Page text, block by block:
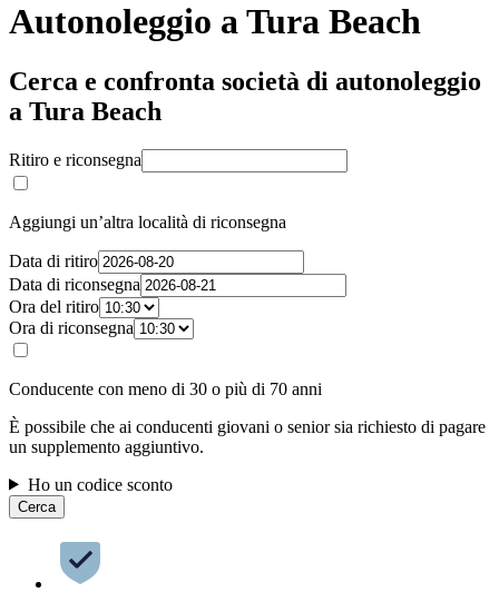
Autonoleggio a Tura Beach
Cerca e confronta società di autonoleggio
a Tura Beach
Ritiro e riconsegna
Aggiungi un’altra località di riconsegna
Data di ritiro
Data di riconsegna
Ora del ritiro
Ora di riconsegna
Conducente con meno di 30 o più di 70 anni
È possibile che ai conducenti giovani o senior sia richiesto di pagare
un supplemento aggiuntivo.
Ho un codice sconto
Cerca